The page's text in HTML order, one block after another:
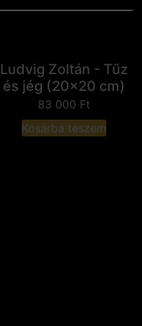
Ludvig Zoltán - Tűz
és jég (20x20 cm)
83 000 Ft
Kosárba teszem